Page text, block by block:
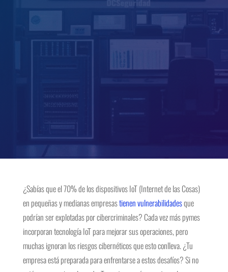
¿Sabías que el 70% de los dispositivos IoT (Internet de las Cosas)
en pequeñas y medianas empresastienen vulnerabilidadesque
podrían ser explotadas por cibercriminales? Cada vez más pymes
incorporan tecnología IoT para mejorar sus operaciones, pero
muchas ignoran los riesgos cibernéticos que esto conlleva. ¿Tu
empresa está preparada para enfrentarse a estos desafíos? Si no